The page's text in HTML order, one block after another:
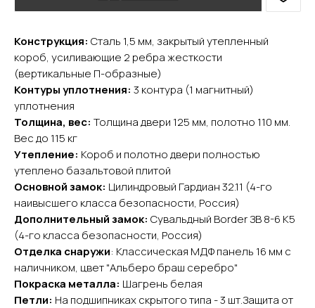
Конструкция: Сталь 1,5 мм, закрытый утепленный
короб, усиливающие 2 ребра жесткости
(вертикальные П-образные)
Контуры уплотнения: 3 контура (1 магнитный)
уплотнения
Толщина, вес: Толщина двери 125 мм, полотно 110 мм.
Вес до 115 кг
Утепление: Короб и полотно двери полностью
утеплено базальтовой плитой
Основной замок: Цилиндровый Гардиан 32.11 (4-го
наивысшего класса безопасности, Россия)
Дополнительный замок: Сувальдный Border ЗВ 8-6 К5
(4-го класса безопасности, Россия)
Отделка снаружи: Классическая МДФ панель 16 мм с
наличником, цвет "Альберо браш серебро"
Покраска металла: Шагрень белая
Петли: На подшипниках скрытого типа - 3 шт.Защита от
YURTA.DVERI
Контакты
О компании
Доставка и оплата
Акции
Межкомнатные двери
Входные двери
Главная
Каталог
Покупателям
ИП Яриш Ю.С.
ИНН 501105765500